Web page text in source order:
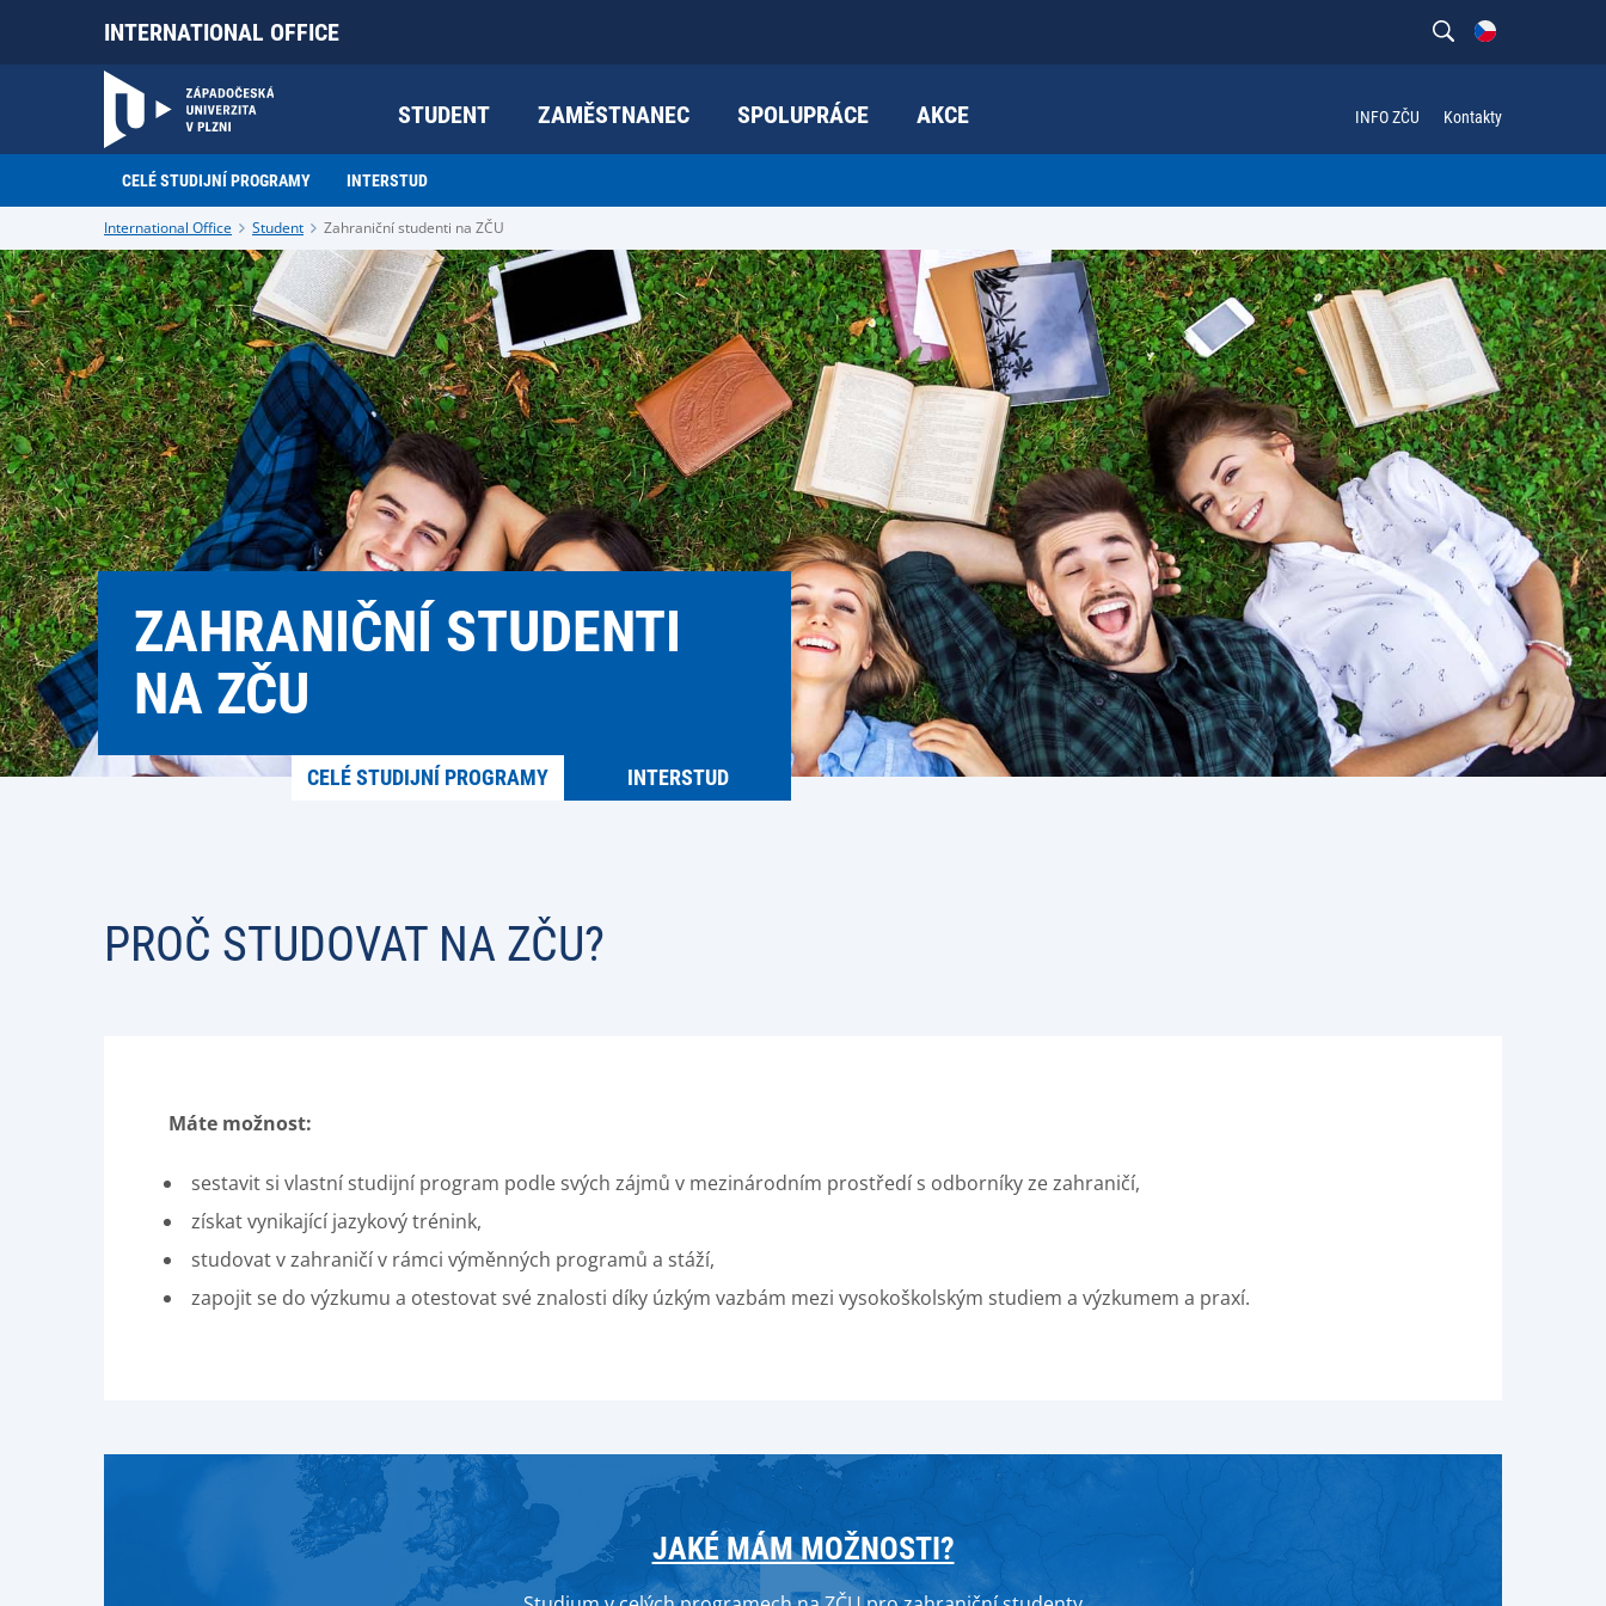
INTERNATIONAL OFFICE
STUDENT ZAMĚSTNANEC SPOLUPRÁCE AKCE INFO ZČU Kontakty
CELÉ STUDIJNÍ PROGRAMY INTERSTUD
International Office Student Zahraniční studenti na ZČU
ZAHRANIČNÍ STUDENTI
NA ZČU
INTERSTUD
CELÉ STUDIJNÍ PROGRAMY
PROČ STUDOVAT NA ZČU?
Máte možnost:
sestavit si vlastní studijní program podle svých zájmů v mezinárodním prostředí s odborníky ze zahraničí,
získat vynikající jazykový trénink,
studovat v zahraničí v rámci výměnných programů a stáží,
zapojit se do výzkumu a otestovat své znalosti díky úzkým vazbám mezi vysokoškolským studiem a výzkumem a praxí.
JAKÉ MÁM MOŽNOSTI?